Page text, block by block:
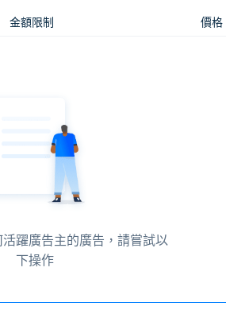
金額限制 價格
躍廣告主的廣告，請嘗試以
下操作